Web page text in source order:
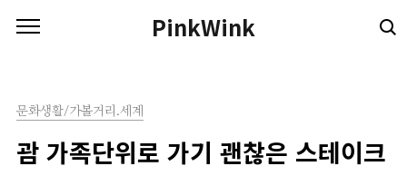
PinkWink
문화생활/가볼거리.세계
괌 가족단위로 가기 괜찮은 스테이크